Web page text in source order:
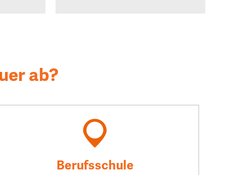
ab?
Berufsschule